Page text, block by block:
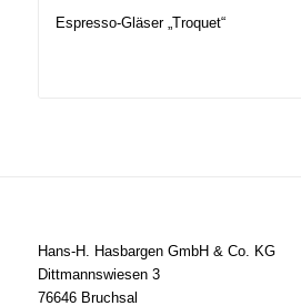
Espresso-Gläser „Troquet“
Hans-H. Hasbargen GmbH & Co. KG
Dittmannswiesen 3
76646 Bruchsal